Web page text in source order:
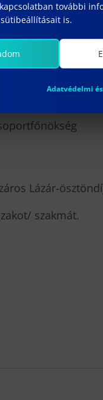
270.000,
december 14.
eljuttatni:
venni
Lázár-
szakmát.
további
is.
Adatvédelmi